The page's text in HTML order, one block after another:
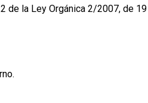
de la Ley Orgánica 2/2007, de